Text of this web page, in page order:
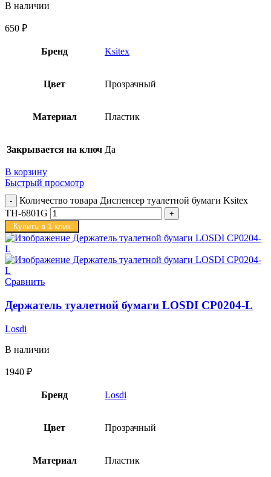
В наличии
650 ₽
Бренд Ksitex
Цвет Прозрачный
Материал Пластик
Закрывается на ключ Да
В корзину
Быстрый просмотр
Количество товара Диспенсер туалетной бумаги Ksitex
TH-6801G
Купить в 1 клик
Сравнить
Держатель туалетной бумаги LOSDI CP0204-L
Losdi
В наличии
1940 ₽
Бренд Losdi
Цвет Прозрачный
Материал Пластик